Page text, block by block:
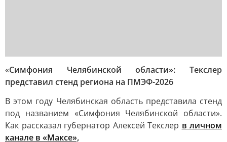
«Симфония Челябинской области»: Текслер
представил стенд региона на ПМЭФ-2026
В этом году Челябинская область представила стенд
под названием «Симфония Челябинской области».
Как рассказал губернатор Алексей Текслер в личном
канале в «Максе»,